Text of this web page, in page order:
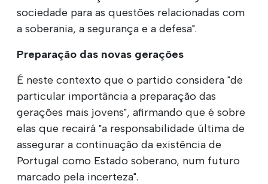
sociedade para as questões relacionadas com
a soberania, a segurança e a defesa".
Preparação das novas gerações
É neste contexto que o partido considera "de
particular importância a preparação das
gerações mais jovens", afirmando que é sobre
elas que recairá "a responsabilidade última de
assegurar a continuação da existência de
Portugal como Estado soberano, num futuro
marcado pela incerteza".